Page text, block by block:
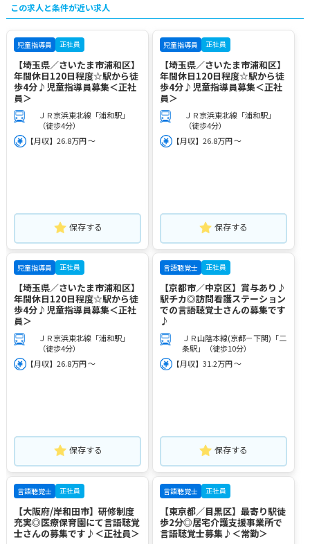
この求人と条件が近い求人
児童指導員 正社員
【埼玉県／さいたま市浦和区】
年間休日120日程度☆駅から徒
歩4分♪児童指導員募集＜正社
員＞
ＪＲ京浜東北線「浦和駅」
（徒歩4分）
【月収】26.8万円 ～
保存する
児童指導員 正社員
【埼玉県／さいたま市浦和区】
年間休日120日程度☆駅から徒
歩4分♪児童指導員募集＜正社
員＞
ＪＲ京浜東北線「浦和駅」
（徒歩4分）
【月収】26.8万円 ～
保存する
児童指導員 正社員
【埼玉県／さいたま市浦和区】
年間休日120日程度☆駅から徒
歩4分♪児童指導員募集＜正社
員＞
ＪＲ京浜東北線「浦和駅」
（徒歩4分）
【月収】26.8万円 ～
保存する
言語聴覚士 正社員
【京都市／中京区】賞与あり♪
駅チカ◎訪問看護ステーション
での言語聴覚士さんの募集です
♪
ＪＲ山陰本線(京都－下関)「二
条駅」（徒歩10分）
【月収】31.2万円 ～
保存する
言語聴覚士 正社員
【大阪府/岸和田市】研修制度
充実◎医療保育園にて言語聴覚
士さんの募集です♪＜正社員＞
言語聴覚士 正社員
【東京都／目黒区】最寄り駅徒
歩2分◎居宅介護支援事業所で
言語聴覚士募集♪＜常勤＞